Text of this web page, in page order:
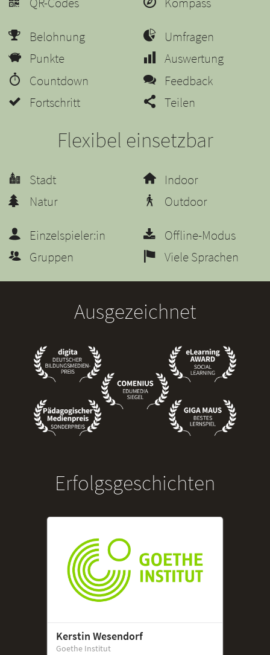
Belohnung
Punkte
Countdown
Fortschritt
Umfragen
Auswertung
Feedback
Teilen
Flexibel einsetzbar
Stadt
Natur
Indoor
Outdoor
Einzelspieler:in
Gruppen
Offline-Modus
Viele Sprachen
Ausgezeichnet
Erfolgsgeschichten
Kerstin Wesendorf
Goethe Institut